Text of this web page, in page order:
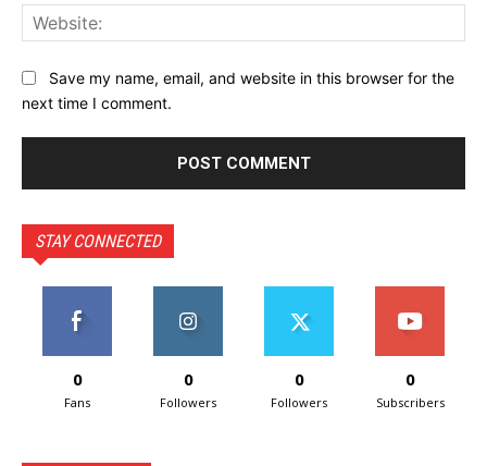
Save my name, email, and website in this browser for the
next time I comment.
STAY CONNECTED
0
Fans
0
Followers
0
Followers
0
Subscribers